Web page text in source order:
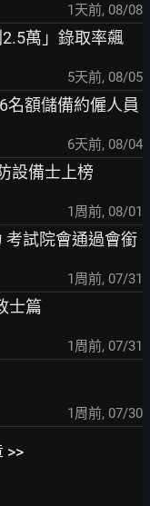
1天前, 08/08
萬」錄取率飆
5天前, 08/05
名額儲備約僱人員
6天前, 08/04
設備士上榜
1周前, 08/01
考試院會通過會銜
1周前, 07/31
士篇
1周前, 07/31
1周前, 07/30
>>